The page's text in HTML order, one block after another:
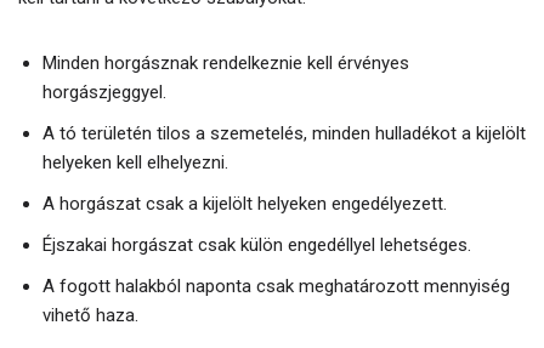
Minden horgásznak rendelkeznie kell érvényes
horgászjeggyel.
A tó területén tilos a szemetelés, minden hulladékot a kijelölt
helyeken kell elhelyezni.
A horgászat csak a kijelölt helyeken engedélyezett.
Éjszakai horgászat csak külön engedéllyel lehetséges.
A fogott halakból naponta csak meghatározott mennyiség
vihető haza.